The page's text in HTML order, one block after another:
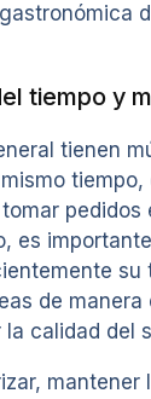
tiempo y
tienen
tiempo,
pedidos
es
su
de manera
calidad del
mantener